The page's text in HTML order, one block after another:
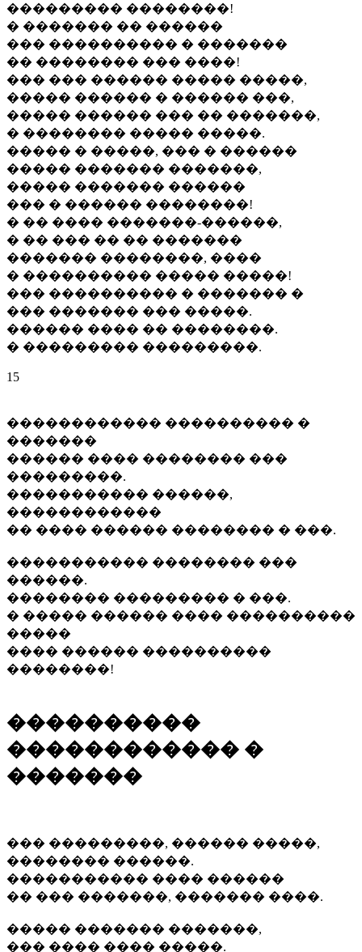
��������� ��������!
� ������� �� ������
��� ���������� � �������
�� �������� ��� ����!
��� ��� ������ ����� �����,
����� ������ � ������ ���,
����� ������ ��� �� �������,
� �������� ����� �����.
����� � �����, ��� � ������
����� ������� �������,
����� ������� ������
��� � ������ ��������!
� �� ���� �������-������,
� �� ��� �� �� �������
������� ��������, ����
� ���������� ����� �����!
��� ���������� � ������� �
��� ������� ��� �����.
������ ���� �� ��������.
� ��������� ���������.
15
������������ ���������� �
�������
������ ���� �������� ���
���������.
����������� ������,
������������
�� ���� ������ �������� � ���.
����������� �������� ���
������.
�������� ��������� � ���.
� ����� ������ ���� ����������
�����
���� ������ ����������
��������!
����������
������������ �
�������
��� ���������, ������ �����,
�������� ������.
����������� ���� ������
�� ��� �������, ������� ����.
����� ������� �������,
��� ���� ���� �����.